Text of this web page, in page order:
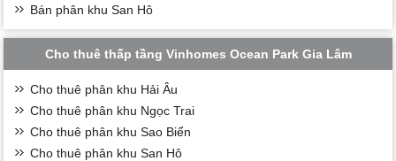
Bán phân khu San Hô
Cho thuê thấp tầng Vinhomes Ocean Park Gia Lâm
Cho thuê phân khu Hải Âu
Cho thuê phân khu Ngọc Trai
Cho thuê phân khu Sao Biển
Cho thuê phân khu San Hô